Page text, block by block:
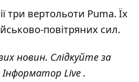
три вертольоти Puma. Їх
повітряних сил.
новин. Слідкуйте за
Інформатор Live.